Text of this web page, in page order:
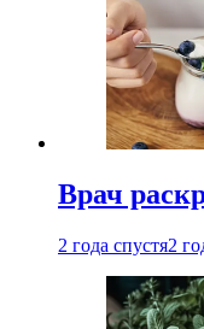
Врач
2 года спустя2